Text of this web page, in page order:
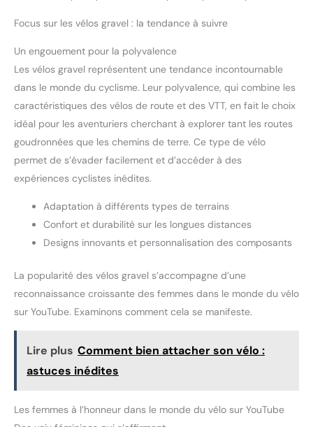
Focus sur les vélos gravel : la tendance à suivre
Un engouement pour la polyvalence
Les vélos gravel représentent une tendance incontournable
dans le monde du cyclisme. Leur polyvalence, qui combine les
caractéristiques des vélos de route et des VTT, en fait le choix
idéal pour les aventuriers cherchant à explorer tant les routes
goudronnées que les chemins de terre. Ce type de vélo
permet de s’évader facilement et d’accéder à des
expériences cyclistes inédites.
Adaptation à différents types de terrains
Confort et durabilité sur les longues distances
Designs innovants et personnalisation des composants
La popularité des vélos gravel s’accompagne d’une
reconnaissance croissante des femmes dans le monde du vélo
sur YouTube. Examinons comment cela se manifeste.
Lire plus Comment bien attacher son vélo :
astuces inédites
Les femmes à l’honneur dans le monde du vélo sur YouTube